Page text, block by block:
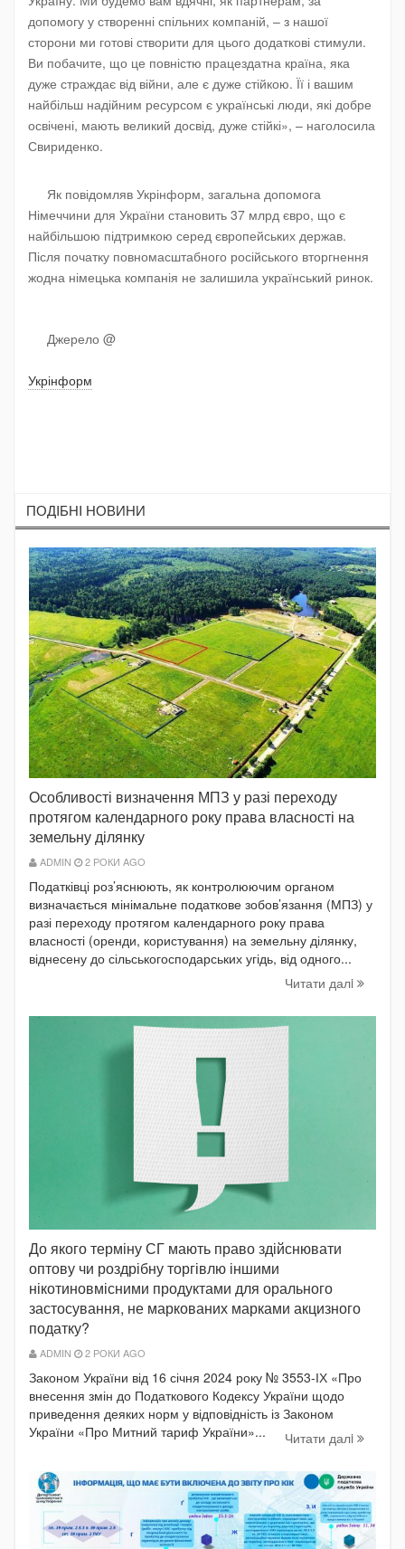
допомогу у створенні спільних компаній, – з нашої
сторони ми готові створити для цього додаткові стимули.
Ви побачите, що це повністю працездатна країна, яка
дуже страждає від війни, але є дуже стійкою. Її і вашим
найбільш надійним ресурсом є українські люди, які добре
освічені, мають великий досвід, дуже стійкі», – наголосила
Свириденко.
Як повідомляв Укрінформ, загальна допомога
Німеччини для України становить 37 млрд євро, що є
найбільшою підтримкою серед європейських держав.
Після початку повномасштабного російського вторгнення
жодна німецька компанія не залишила український ринок.
Джерело @
Укрінформ
ПОДIБНI НОВИНИ
Особливості визначення МПЗ у разі переходу
протягом календарного року права власності на
земельну ділянку
ADMIN 2 РОКИ AGO
Податківці роз’яснюють, як контролюючим органом
визначається мінімальне податкове зобов’язання (МПЗ) у
разі переходу протягом календарного року права
власності (оренди, користування) на земельну ділянку,
віднесену до сільськогосподарських угідь, від одного...
Читати далi
До якого терміну СГ мають право здійснювати
оптову чи роздрібну торгівлю іншими
нікотиновмісними продуктами для орального
застосування, не маркованих марками акцизного
податку?
ADMIN 2 РОКИ AGO
Законом України від 16 січня 2024 року № 3553-ІХ «Про
внесення змін до Податкового Кодексу України щодо
приведення деяких норм у відповідність із Законом
України «Про Митний тариф України»...
Читати далi